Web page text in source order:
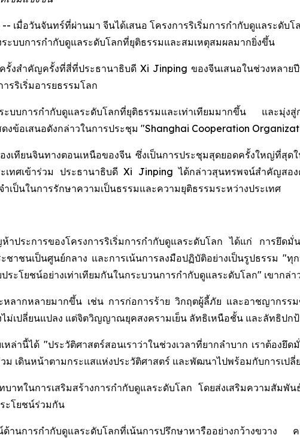
-- เมื่อวันจันทร์ที่ผ่านมา จีนได้เสนอ โครงการริเริ่มการกำกับดูแลระดั
ะบบการกำกับดูแลระดับโลกที่ยุติธรรมและสมเหตุสมผลมากยิ่งขึ้น
รั้งสำคัญครั้งที่สี่ที่ประธานาธิบดี Xi Jinping ของจีนเสนอในช่วงหลา
รริเริ่มอารยธรรมโลก
ระบบการกำกับดูแลระดับโลกที่ยุติธรรมและเท่าเทียมมากขึ้น และมุ่
ข้อเสนอดังกล่าวในการประชุม "Shanghai Cooperation
เทียนจินทางตอนเหนือของจีน ซึ่งเป็นการประชุมสุดยอดครั้งใหญ่ที่สุ
เทศเข้าร่วม ประธานาธิบดี Xi Jinping ได้กล่าวสุนทรพจน์สำคัญสอ
ำเป็นในการรักษาความเป็นธรรมและความยุติธรรมระหว่างประเทศ
ระการของโครงการริเริ่มการกำกับดูแลระดับโลก ได้แก่ การยึดมั่
ชาชนเป็นศูนย์กลาง และการเน้นการลงมือปฏิบัติอย่างเป็นรูปธรรม "
ระโยชน์อย่างเท่าเทียมกันในกระบวนการกำกับดูแลระดับโลก" เขากล่า
ลากหลายมากขึ้น เช่น การก่อการร้าย วิกฤตผู้ลี้ภัย และอาชญากรร
เปลี่ยนแปลง แต่จิตวิญญาณยุคสงครามเย็น ลัทธิเหนือชั้น และลัทธิปก
ล่านี้ได้ "ประวัติศาสตร์สอนเราว่าในช่วงเวลาที่ยากลำบาก เราต้องยึ
เดินหน้าตามกระแสแห่งประวัติศาสตร์ และพัฒนาไปพร้อมกับการเปลี่
ทในการเสริมสร้างการกำกับดูแลระดับโลก โดยส่งเสริมความสัมพั
ะโยชน์ร่วมกัน
านการกำกับดูแลระดับโลกที่เน้นการปรึกษาหารืออย่างกว้างขวา